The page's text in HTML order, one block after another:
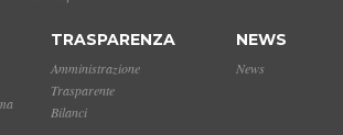
TRASPARENZA
Amministrazione
Trasparente
Bilanci
NEWS
News